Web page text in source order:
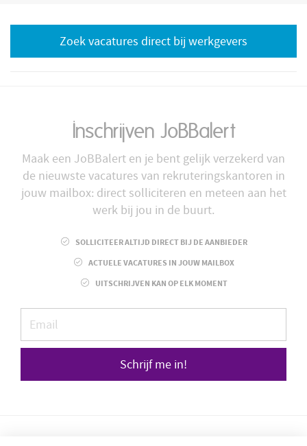
Zoek vacatures direct bij werkgevers
Inschrijven JoBBalert
Maak een JoBBalert en je bent gelijk verzekerd van
de nieuwste vacatures van rekruteringskantoren in
jouw mailbox: direct solliciteren en meteen aan het
werk bij jou in de buurt.
SOLLICITEER ALTIJD DIRECT BIJ DE AANBIEDER
ACTUELE VACATURES IN JOUW MAILBOX
UITSCHRIJVEN KAN OP ELK MOMENT
Schrijf me in!